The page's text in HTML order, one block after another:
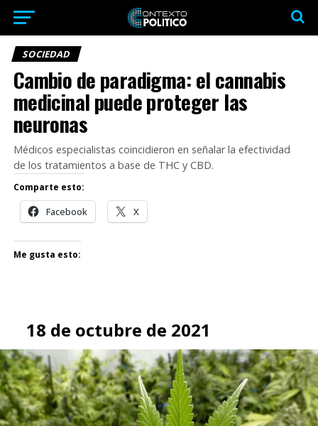
SOCIEDAD
Cambio de paradigma: el cannabis
medicinal puede proteger las
neuronas
Médicos especialistas coincidieron en señalar la efectividad
de los tratamientos a base de THC y CBD.
Comparte esto:
Facebook X
Me gusta esto:
18 de octubre de 2021